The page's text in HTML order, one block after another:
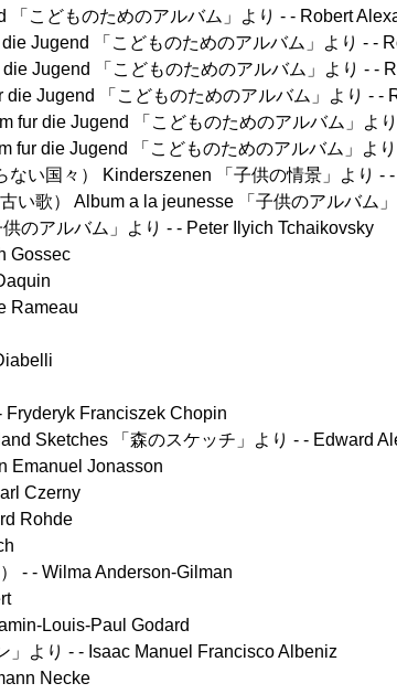
こどものためのアルバム」より - - Robert
Jugend 「こどものためのアルバム」より - -
Jugend 「こどものためのアルバム」より - -
Jugend 「こどものためのアルバム」より - -
fur die Jugend 「こどものためのアルバム」よ
fur die Jugend 「こどものためのアルバム」よ
い国々） Kinderszenen 「子供の情景」より -
い歌） Album a la jeunesse 「子供のアルバム
のアルバム」より - - Peter Ilyich Tchaikovsky
Gossec
Rameau
Franciszek Chopin
Sketches 「森のスケッチ」より - - Edward
Emanuel Jonasson
Czerny
Rohde
- - Wilma Anderson-Gilman
Louis-Paul Godard
より - - Isaac Manuel Francisco Albeniz
Necke